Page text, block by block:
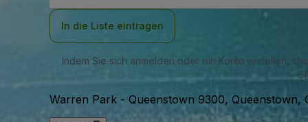
In die Liste eintragen
Indem Sie sich anmelden oder ein Konto erstellen,
Warren Park - Queenstown 9300, Queenstown,